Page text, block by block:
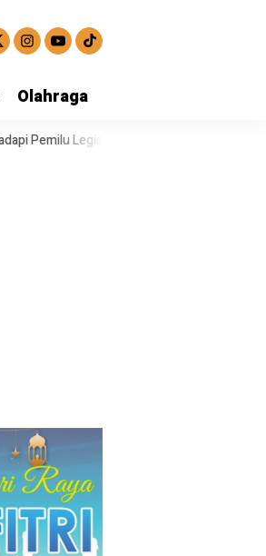
Olahraga
Operasi Satresnarkoba Polresta Deli